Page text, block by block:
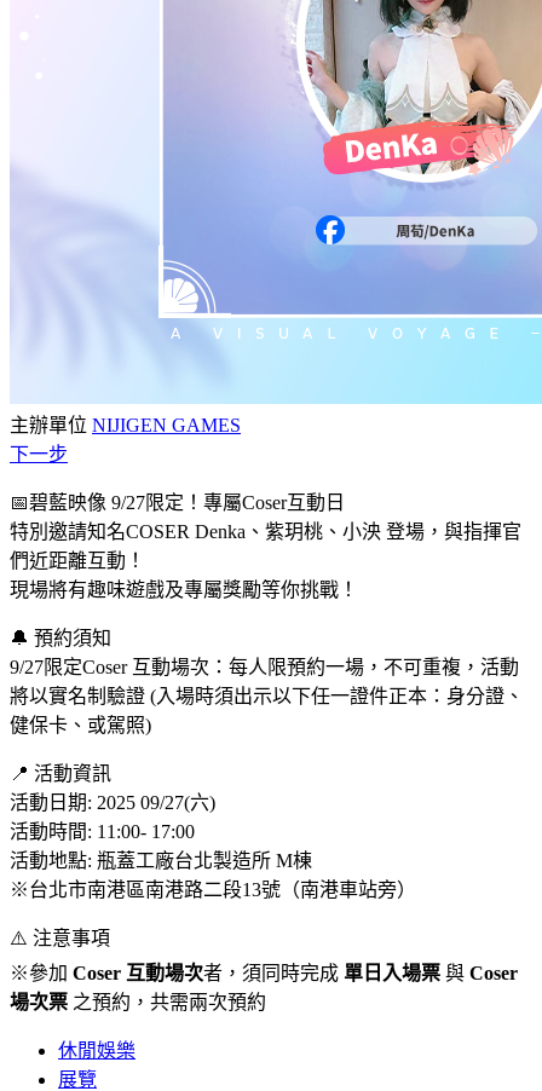
主辦單位 NIJIGEN GAMES
下一步
📅碧藍映像 9/27限定！專屬Coser互動日
特別邀請知名COSER Denka、紫玥桃、小泱 登場，與指揮官
們近距離互動！
現場將有趣味遊戲及專屬獎勵等你挑戰！
🔔 預約須知
9/27限定Coser 互動場次：每人限預約一場，不可重複，活動
將以實名制驗證 (入場時須出示以下任一證件正本：身分證、
健保卡、或駕照)
📍 活動資訊
活動日期: 2025 09/27(六)
活動時間: 11:00- 17:00
活動地點: 瓶蓋工廠台北製造所 M棟
※台北市南港區南港路二段13號（南港車站旁）
⚠️ 注意事項
※參加 Coser 互動場次者，須同時完成 單日入場票 與 Coser
場次票 之預約，共需兩次預約
休閒娛樂
展覽